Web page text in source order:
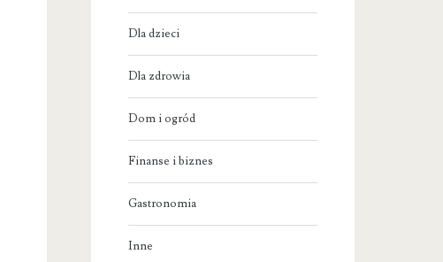
Dla dzieci
Dla zdrowia
Dom i ogród
Finanse i biznes
Gastronomia
Inne